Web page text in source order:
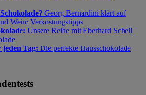
Georg Bernardini klärt auf
Unsere Reihe mit Eberhard Schell
jeden Tag: Die perfekte Hausschokolade